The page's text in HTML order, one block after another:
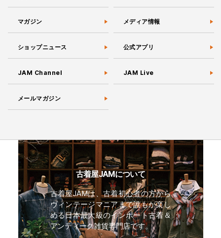
マガジン メディア情報
ショップニュース 公式アプリ
JAM Channel JAM Live
メールマガジン
古着屋JAMについて
古着屋JAMは、古着初心者の方から
ヴィンテージマニアまで誰もが楽し
める日本最大級のインポート古着＆
アンティーク雑貨専門店です。